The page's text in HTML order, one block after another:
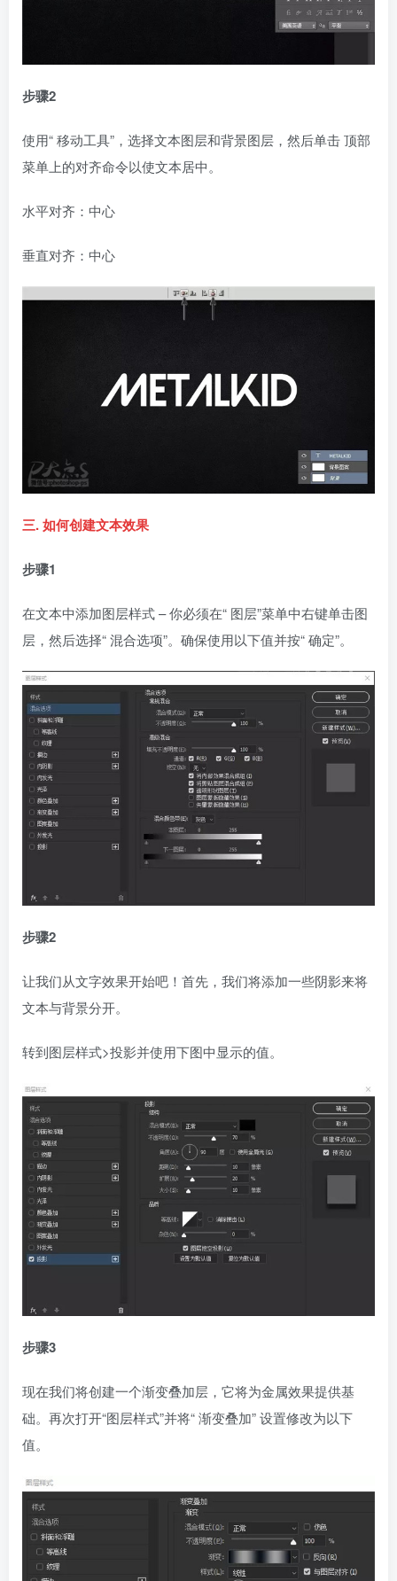
步骤2
使用“ 移动工具”，选择文本图层和背景图层，然后单击 顶部
菜单上的对齐命令以使文本居中。
水平对齐：中心
垂直对齐：中心
三. 如何创建文本效果
步骤1
在文本中添加图层样式 – 你必须在“ 图层”菜单中右键单击图
层，然后选择“ 混合选项”。确保使用以下值并按“ 确定”。
步骤2
让我们从文字效果开始吧！首先，我们将添加一些阴影来将
文本与背景分开。
转到图层样式>投影并使用下图中显示的值。
步骤3
现在我们将创建一个渐变叠加层，它将为金属效果提供基
础。再次打开“图层样式”并将“ 渐变叠加” 设置修改为以下
值。